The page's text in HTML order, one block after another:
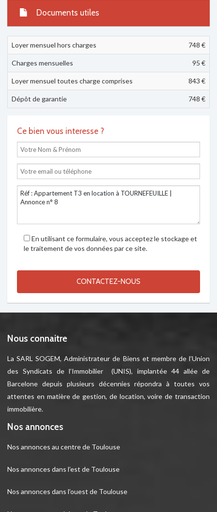
Documents utiles
Loyer mensuel hors charges 748 €
Charges mensuelles 95 €
Loyer mensuel toutes charge comprises 843 €
Dépôt de garantie 748 €
Ce bien vous interesse ?
En utilisant ce formulaire, vous acceptez le stockage et
le traitement de vos données par ce site.
Nous connaitre
La SARL SOGEM, Administrateur de Biens et membre de l’Union
des Syndicats de l’Immobilier (UNIS), implantée 44 allée de
Barcelone depuis plusieurs décennies répondra à toutes vos
attentes en matière de gestion, de location, voire de transaction
immobilière.
Nos annonces
Nos annonces au centre de Toulouse
Nos annonces dans l’est de Toulouse
Nos annonces dans l’ouest de Toulouse